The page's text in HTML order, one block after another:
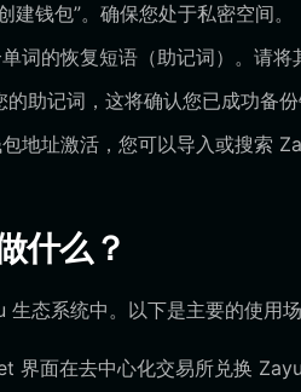
建钱包”。确保您处于私密空间。
词的恢复短语（助记词）。请
助记词，这将确认您已成功备份
地址激活，您可以导入或搜索
什么？
态系统中。以下是主要的使用场
界面在去中心化交易所兑换